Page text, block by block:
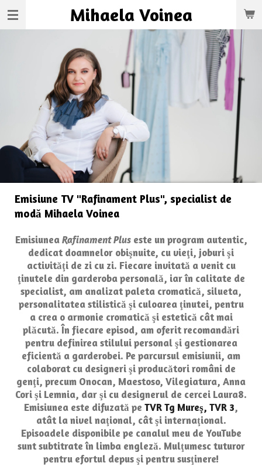
Skip
Mihaela Voinea
Emisiune TV "Rafinament Plus", specialist de
modă Mihaela Voinea
Emisiunea Rafinament Pluseste un program autentic,
dedicat doamnelor obişnuite, cu vieţi, joburi şi
activităţi de zi cu zi. Fiecare invitată a venit cu
ţinutele din garderoba personală, iar în calitate de
specialist, am analizat paleta cromatică, silueta,
personalitatea stilistică şi culoarea ţinutei, pentru
a crea o armonie cromatică şi estetică cât mai
plăcută. În fiecare episod, am oferit recomandări
pentru definirea stilului personal şi gestionarea
eficientă a garderobei. Pe parcursul emisiunii, am
colaborat cu designeri şi producători români de
genţi, precum Onocan, Maestoso, Vilegiatura, Anna
Cori şi Lemnia, dar şi cu designerul de cercei Laura8.
Emisiunea este difuzată pe TVR Tg Mureş, TVR 3,
atât la nivel naţional, cât şi internaţional.
Episoadele disponibile pe canalul meu de YouTube
sunt subtitrate în limba engleză. Mulţumesc tuturor
pentru efortul depus şi pentru susţinere!